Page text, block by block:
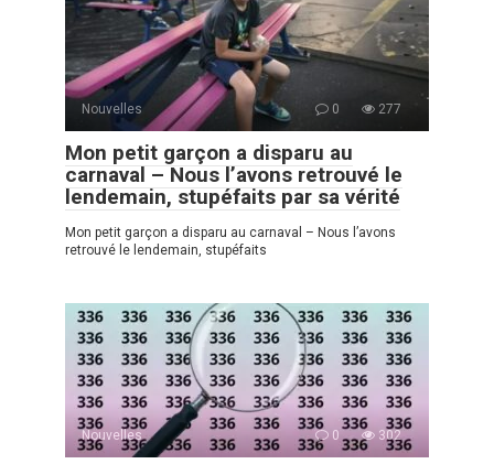
Nouvelles 0 277
Mon petit garçon a disparu au
carnaval – Nous l’avons retrouvé le
lendemain, stupéfaits par sa vérité
Mon petit garçon a disparu au carnaval – Nous l’avons
retrouvé le lendemain, stupéfaits
Nouvelles 0 302